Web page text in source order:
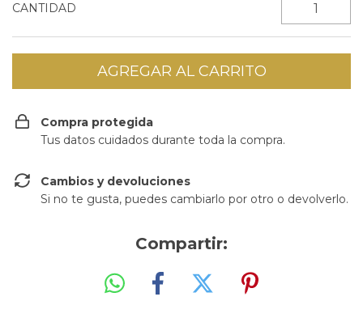
CANTIDAD
Compra protegida
Tus datos cuidados durante toda la compra.
Cambios y devoluciones
Si no te gusta, puedes cambiarlo por otro o devolverlo.
Compartir: